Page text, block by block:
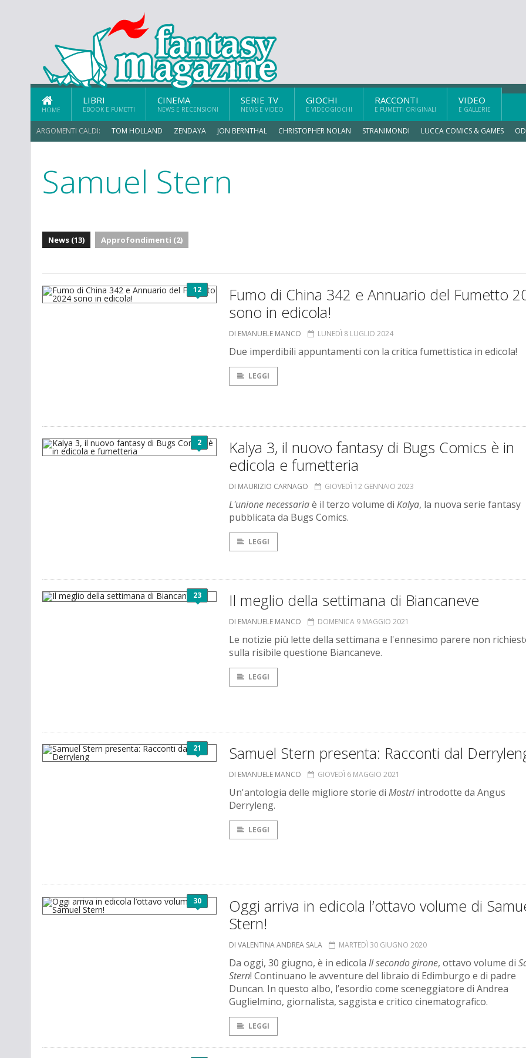
HOME
LIBRI
EBOOK E FUMETTI
CINEMA
NEWS E RECENSIONI
SERIE TV
NEWS E VIDEO
GIOCHI
E VIDEOGIOCHI
RACCONTI
E FUMETTI ORIGINALI
VIDEO
E GALLERIE
ARGOMENTI CALDI: TOM HOLLAND ZENDAYA JON BERNTHAL CHRISTOPHER NOLAN STRANIMONDI LUCCA COMICS & GAMES
CHRIS MCKENNA
Samuel Stern
News (13) Approfondimenti (2)
12
Fumo di China 342 e Annuario del Fumetto
sono in edicola!
DI EMANUELE MANCO LUNEDÌ 8 LUGLIO 2024
Due imperdibili appuntamenti con la critica fumettistica in edicola!
LEGGI
2
Kalya 3, il nuovo fantasy di Bugs Comics è in
edicola e fumetteria
DI MAURIZIO CARNAGO GIOVEDÌ 12 GENNAIO 2023
L'unione necessariaè il terzo volume di Kalya, la nuova serie fantasy
pubblicata da Bugs Comics.
LEGGI
23 Il meglio della settimana di Biancaneve
DI EMANUELE MANCO DOMENICA 9 MAGGIO 2021
Le notizie più lette della settimana e l'ennesimo parere non
sulla risibile questione Biancaneve.
LEGGI
21 Samuel Stern presenta: Racconti dal
DI EMANUELE MANCO GIOVEDÌ 6 MAGGIO 2021
Un'antologia delle migliore storie di Mostri introdotte da Angus
Derryleng.
LEGGI
30
Oggi arriva in edicola l’ottavo volume di
Stern!
DI VALENTINA ANDREA SALA MARTEDÌ 30 GIUGNO 2020
Da oggi, 30 giugno, è in edicola Il secondo girone, ottavo volume di
Stern! Continuano le avventure del libraio di Edimburgo e di padre
Duncan. In questo albo, l’esordio come sceneggiatore di Andrea
Guglielmino, giornalista, saggista e critico cinematografico.
LEGGI